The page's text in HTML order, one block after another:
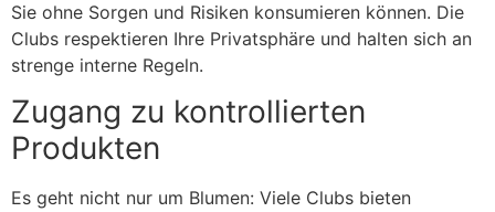
Sie ohne Sorgen und Risiken konsumieren können. Die
Clubs respektieren Ihre Privatsphäre und halten sich an
strenge interne Regeln.
Zugang zu kontrollierten
Produkten
Es geht nicht nur um Blumen: Viele Clubs bieten